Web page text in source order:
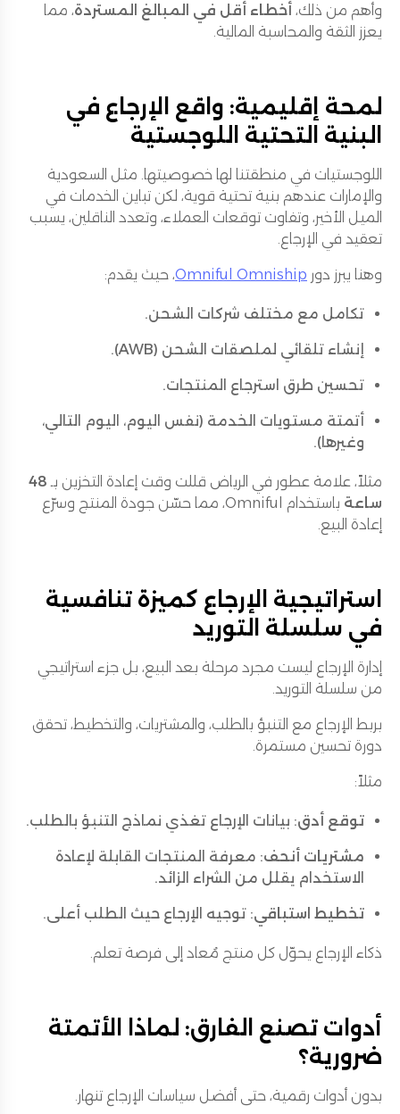
وأهم من ذلك، أخطاء أقل في المبالغ المستردة، مما
يعزز الثقة والمحاسبة المالية.
لمحة إقليمية: واقع الإرجاع في
البنية التحتية اللوجستية
اللوجستيات في منطقتنا لها خصوصيتها. مثل السعودية
والإمارات عندهم بنية تحتية قوية، لكن تباين الخدمات في
الميل الأخير، وتفاوت توقعات العملاء، وتعدد الناقلين، يسبب
تعقيد في الإرجاع.
وهنا يبرز دور Omniful Omniship، حيث يقدم:
تكامل مع مختلف شركات الشحن.
إنشاء تلقائي لملصقات الشحن (AWB).
تحسين طرق استرجاع المنتجات.
أتمتة مستويات الخدمة (نفس اليوم، اليوم التالي،
وغيرها).
مثلاً، علامة عطور في الرياض قللت وقت إعادة التخزين بـ 48
ساعة
باستخدام Omniful، مما حسّن جودة المنتج وسرّع
إعادة البيع.
استراتيجية الإرجاع كميزة تنافسية
في سلسلة التوريد
إدارة الإرجاع ليست مجرد مرحلة بعد البيع، بل جزء استراتيجي
من سلسلة التوريد.
بربط الإرجاع مع التنبؤ بالطلب، والمشتريات، والتخطيط، تحقق
دورة تحسين مستمرة.
مثلاً:
توقع أدق: بيانات الإرجاع تغذي نماذج التنبؤ بالطلب.
مشتريات أنحف: معرفة المنتجات القابلة لإعادة
الاستخدام يقلل من الشراء الزائد.
تخطيط استباقي: توجيه الإرجاع حيث الطلب أعلى.
ذكاء الإرجاع يحوّل كل منتج مُعاد إلى فرصة تعلم.
أدوات تصنع الفارق: لماذا الأتمتة
ضرورية؟
بدون أدوات رقمية، حتى أفضل سياسات الإرجاع تنهار.